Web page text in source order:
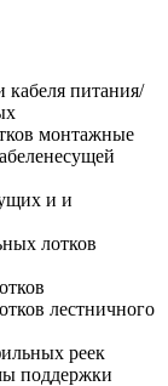
кабеля питания/
монтажные
и и
лотков
лестничного
реек
поддержки